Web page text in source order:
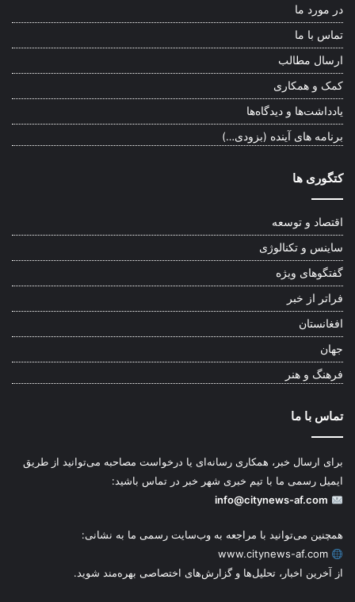
در مورد ما
تماس با ما
ارسال مطالب
کمک و همکاری
یادداشت‌ها و دیدگاه‌ها
برنامه های آینده (بزودی…)
کتگوری ها
اقتصاد و توسعه
ساینس و تکنالوژی
گفتگوهای ویژه
فراتر از خبر
افغانستان
جهان
فرهنگ و هنر
تماس با ما
برای ارسال خبر، همکاری رسانه‌ای یا درخواست مصاحبه می‌توانید از طریق
ایمیل رسمی ما با تیم خبری شهر خبر در تماس باشید:
info@citynews-af.com
همچنین می‌توانید با مراجعه به وب‌سایت رسمی ما به نشانی:
www.citynews-af.com
از آخرین اخبار، تحلیل‌ها و گزارش‌های اختصاصی بهره‌مند شوید.